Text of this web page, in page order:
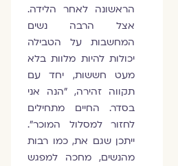
הראשונה לאחר הלידה.
אצל הרבה נשים
המחשבות על הטבילה
יכולות להיות מלוות בלא
מעט חששות, יחד עם
תקווה זהירה, "הנה אני
בסדר. החיים מתחילים
לחזור למסלול המוכר".
ייתכן שגם את, כמו רבות
מהנשים, מחכה למפגש